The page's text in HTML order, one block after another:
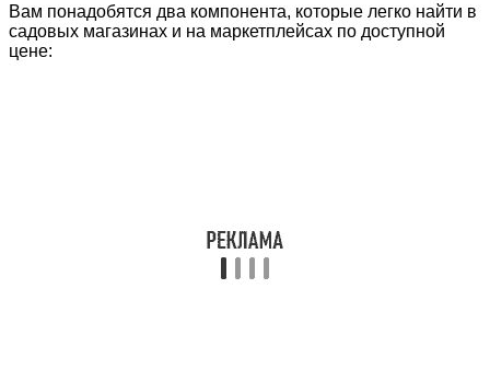
Вам понадобятся два компонента, которые легко найти в
садовых магазинах и на маркетплейсах по доступной
цене: